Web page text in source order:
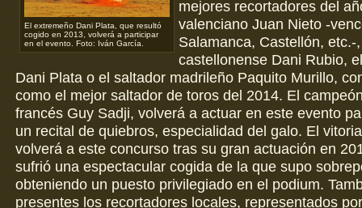
El extremeño Dani Plata, que resultó
cogido en 2013, volverá a participar
en el evento. Foto: Iván García.
mejores recortadores del
valenciano Juan Nieto -
Salamanca, Castellón, etc.-
castellonense Dani Rubio,
Dani Plata o el saltador madrileño Paquito Murillo,
como el mejor saltador de toros del 2014. El
francés Guy Sadji, volverá a actuar en este evento
un recital de quiebros, especialidad del galo. El
volverá a este concurso tras su gran actuación en
sufrió una espectacular cogida de la que supo
obteniendo un puesto privilegiado en el podium.
presentes los recortadores locales, representados